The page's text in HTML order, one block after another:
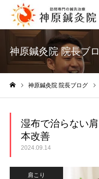
神原鍼灸院 院長ブ
神原鍼灸院 院長ブログ
湿布で治らない
本改善
2024.09.14
肩こり